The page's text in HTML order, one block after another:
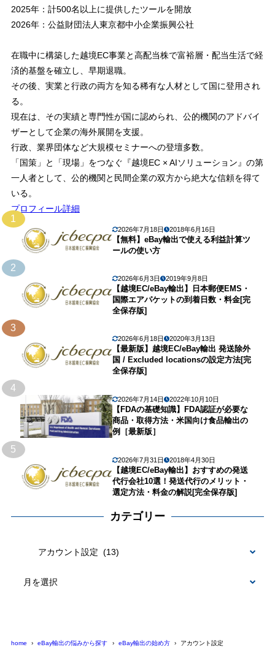
2025年：計500名以上に提供したツールを開放
2026年：公益財団法人東京都中小企業振興公社
在職中に構築した越境EC事業と高配当株で富裕層・配当生活で経
済的基盤を確立し、早期退職。
その後、実業と行政の両方を知る稀有な人材として国に登用され
る。
現在は、その実績と専門性が国に認められ、公的機関のアドバイ
ザーとして企業の海外展開を支援。
行政、業界団体など大規模セミナーへの登壇多数。
「国策」と「現場」をつなぐ『越境EC × AIソリューション』の第
一人者として、公的機関と民間企業の双方から絶大な信頼を得て
いる。
プロフィール詳細
1
2026年7月18日 2018年6月16日
【無料】eBay輸出で使える利益計算ツ
ールの使い方
2
2026年6月3日 2019年9月8日
【越境EC/eBay輸出】日本郵便EMS・
国際エアパケットの到着日数・料金[完
全保存版]
3
2026年6月18日 2020年3月13日
【最新版】越境EC/eBay輸出 発送除外
国 / Excluded locationsの設定方法[完
全保存版]
4
2026年7月14日 2022年10月10日
【FDAの基礎知識】FDA認証が必要な
商品・取得方法・米国向け食品輸出の
例［最新版］
5
2026年7月31日 2018年4月30日
【越境EC/eBay輸出】おすすめの発送
代行会社10選！発送代行のメリット・
選定方法・料金の解説[完全保存版]
カテゴリー
home eBay輸出の悩みから探す eBay輸出の始め方 アカウント設定